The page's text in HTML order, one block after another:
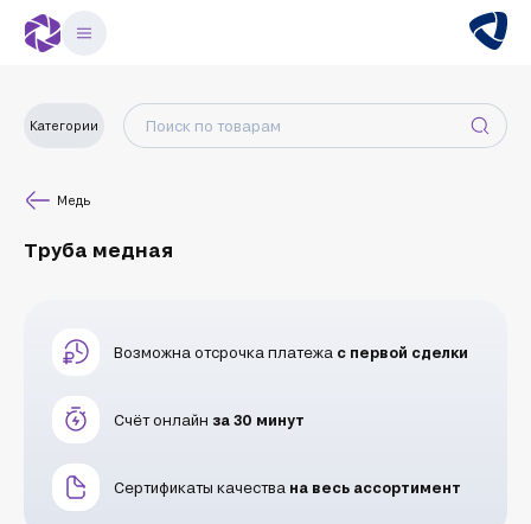
Категории
Медь
Труба медная
Возможна отсрочка платежа с первой сделки
Счёт онлайн за 30 минут
Сертификаты качества на весь ассортимент